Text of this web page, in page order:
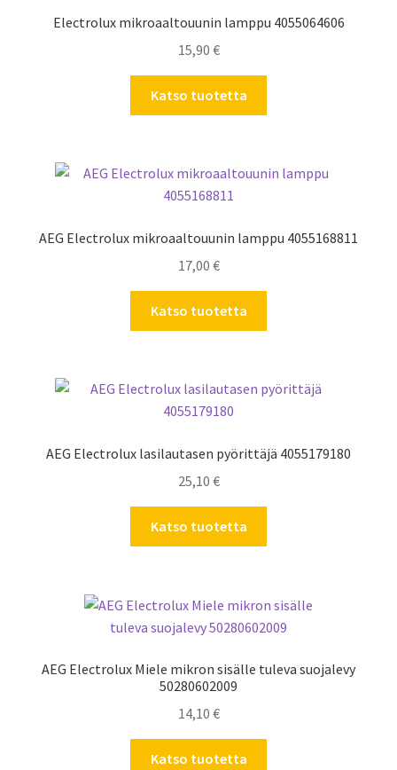
Electrolux mikroaaltouunin lamppu 4055064606
15,90 €
Katso tuotetta
AEG Electrolux mikroaaltouunin lamppu 4055168811
17,00 €
Katso tuotetta
AEG Electrolux lasilautasen pyörittäjä 4055179180
25,10 €
Katso tuotetta
AEG Electrolux Miele mikron sisälle tuleva suojalevy
50280602009
14,10 €
Katso tuotetta